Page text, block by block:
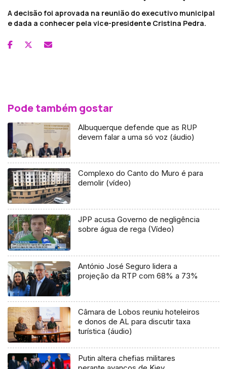
A decisão foi aprovada na reunião do executivo municipal
e dada a conhecer pela vice-presidente Cristina Pedra.
Pode também gostar
Albuquerque defende que as RUP
devem falar a uma só voz (áudio)
Complexo do Canto do Muro é para
demolir (vídeo)
JPP acusa Governo de negligência
sobre água de rega (Vídeo)
António José Seguro lidera a
projeção da RTP com 68% a 73%
Câmara de Lobos reuniu hoteleiros
e donos de AL para discutir taxa
turística (áudio)
Putin altera chefias militares